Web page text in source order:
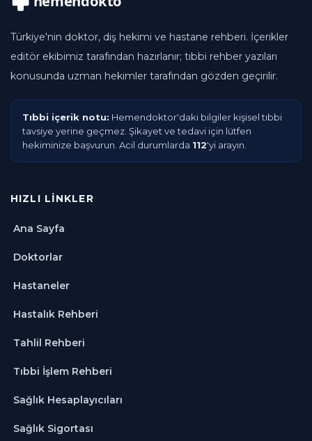
Türkiye'nin doktor, diş hekimi ve hastane rehberi. İçerikler
editör ekibimiz tarafından hazırlanır; tıbbi rehber yazıları
konusunda uzman hekimler tarafından gözden geçirilir.
Tıbbi içerik notu: Hemendoktor'daki bilgiler kişisel tıbbi
tavsiye yerine geçmez. Şikayet ve tedavi için lütfen
hekiminize başvurun. Acil durumlarda 112'yi arayın.
HIZLI LINKLER
Ana Sayfa
Doktorlar
Hastaneler
Hastalık Rehberi
Tahlil Rehberi
Tıbbi İşlem Rehberi
Sağlık Hesaplayıcıları
Sağlık Sigortası